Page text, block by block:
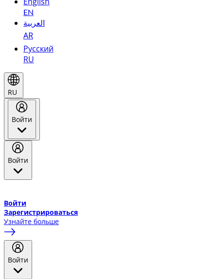
EN
العربية
AR
Русский
RU
RU
Войти
Войти
Войти
Зарегистрироваться
Узнайте больше
Войти